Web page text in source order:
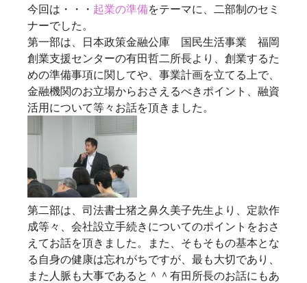
今回は・・・ 起業の準備をテーマに、二部制のセミ
ナーでした。
第一部は、 日本政策金融公庫 国民生活事業 福岡
創業支援センターの有田哲二所長より、創業するた
めの準備事項に関してや、事業計画を立てる上で、
金融機関のお立場からおさえるべきポイント、融資
活用について等々お話を頂きました。
第二部は、 司法書士猪之鼻久美子先生より、定款作
成等々、会社設立手続きについてのポイントをおさ
えてお話を頂きました。また、そもそもの基本とな
る自身の健康は忘れがちですが、最も大切であり、
また人脈も大事であると＾＾有田所長のお話にもあ